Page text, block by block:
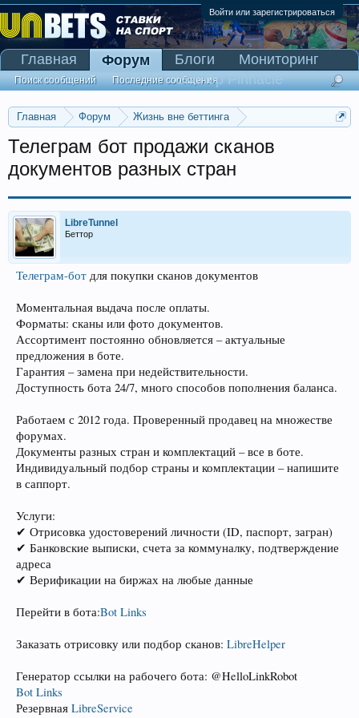
Войти или зарегистрироваться
Главная Форум
Жизнь вне беттинга
Телеграм бот продажи сканов
документов разных стран
LibreTunnel
Беттор
Телеграм-бот для покупки сканов документов
Моментальная выдача после оплаты.
Форматы: сканы или фото документов.
Ассортимент постоянно обновляется – актуальные
предложения в боте.
Гарантия – замена при недействительности.
Доступность бота 24/7, много способов пополнения баланса.
Работаем с 2012 года. Проверенный продавец на множестве
форумах.
Документы разных стран и комплектаций – все в боте.
Индивидуальный подбор страны и комплектации – напишите
в саппорт.
Услуги:
✔ Отрисовка удостоверений личности (ID, паспорт, загран)
✔ Банковские выписки, счета за коммуналку, подтверждение
адреса
✔ Верификации на биржах на любые данные
Перейти в бота:Bot Links
Заказать отрисовку или подбор сканов: LibreHelper
Генератор ссылки на рабочего бота: @HelloLinkRobot
Bot Links
Резервная LibreService
Главная Форум
Поиск сообщений Последние сообщения
Блоги
Мониторинг
Сканер Pinnacle